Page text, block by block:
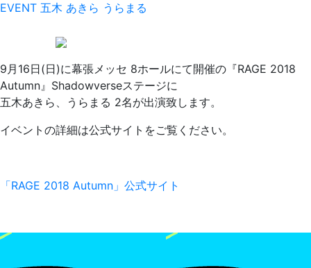
EVENT 五木 あきら うらまる
9月16日(日)に幕張メッセ 8ホールにて開催の『RAGE 2018
Autumn』Shadowverseステージに
五木あきら、うらまる 2名が出演致します。
イベントの詳細は公式サイトをご覧ください。
「RAGE 2018 Autumn」公式サイト